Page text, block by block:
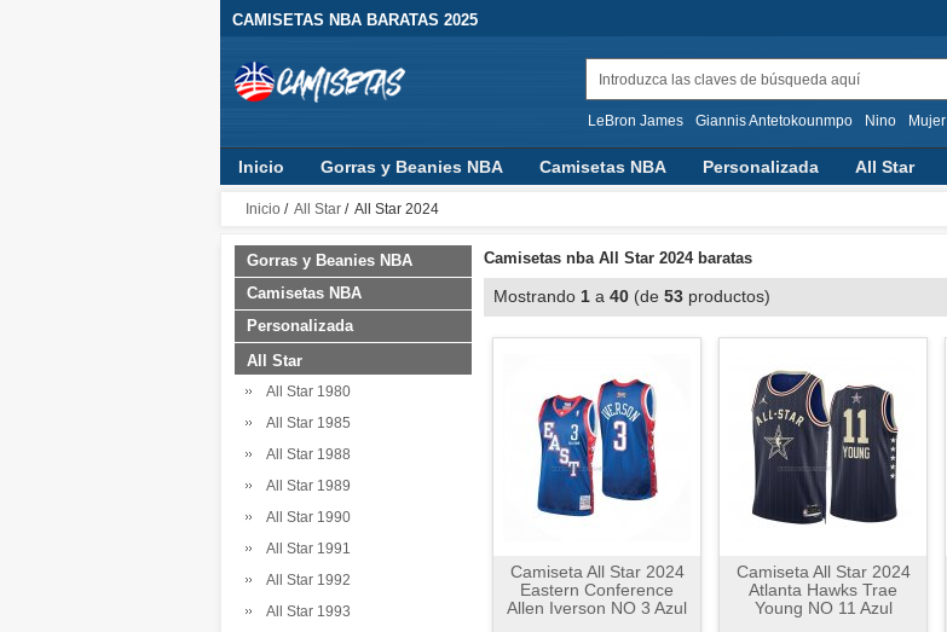
CAMISETAS NBA BARATAS 2025
LeBron James Giannis Antetokounmpo Nino Mujer
Inicio Gorras y Beanies NBA Camisetas NBA Personalizada All Star
Sudaderas con Capucha
Inicio / All Star / All Star 2024
Gorras y Beanies NBA
Camisetas NBA
Personalizada
All Star
All Star 1980
All Star 1985
All Star 1988
All Star 1989
All Star 1990
All Star 1991
All Star 1992
All Star 1993
Camisetas nba All Star 2024 baratas
Mostrando 1 a 40 (de 53 productos)
Camiseta All Star 2024
Eastern Conference
Allen Iverson NO 3 Azul
Camiseta All Star 2024
Atlanta Hawks Trae
Young NO 11 Azul